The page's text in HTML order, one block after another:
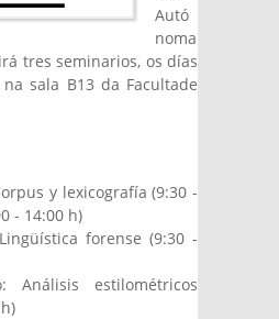
Autó
noma
tres seminarios, os días
sala B13 da Facultade
y lexicografía (9:30 -
- 14:00 h)
forense (9:30 -
Análisis estilométricos